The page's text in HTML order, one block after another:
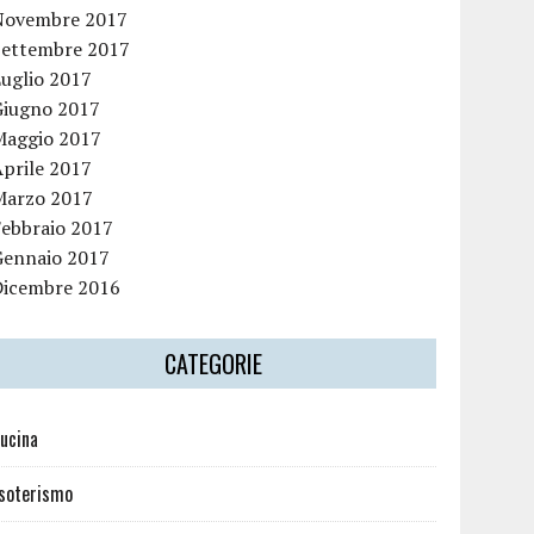
2017
2017
2017
2017
2017
2017
2017
2017
2017
2016
CATEGORIE